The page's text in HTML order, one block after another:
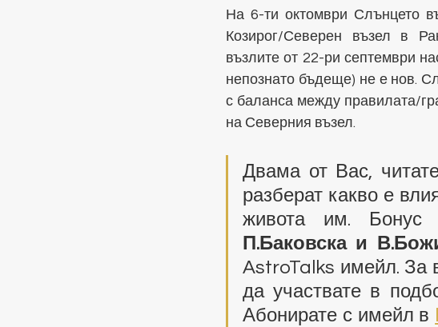
На 6-ти октомври Слънцето
Козирог/Северен възел в
възлите от 22-ри септември
непознато бъдеще) не е нов.
с баланса между правилата/
на Северния възел.
Двама от Вас,
разберат какво е
П.Баковска и
AstroTalks имейл. За
да участвате в
Абонирате с имейл в